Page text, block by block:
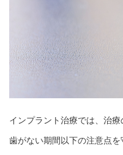
インプラント治療では、治療
歯がない期間以下の注意点